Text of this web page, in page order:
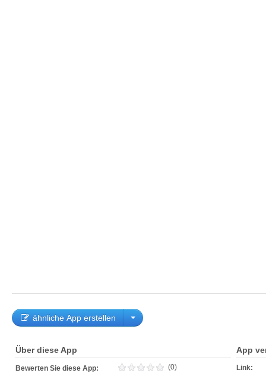
ähnliche App erstellen
Über diese App
Bewerten Sie diese App: (0)
App
Link: